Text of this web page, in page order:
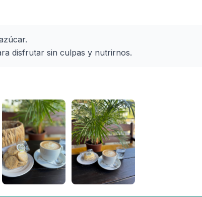
disfrutar sin culpas y nutrirnos.